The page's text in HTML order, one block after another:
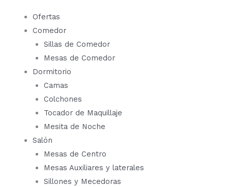
contenido
Ofertas
Comedor
Sillas de Comedor
Mesas de Comedor
Dormitorio
Camas
Colchones
Tocador de Maquillaje
Mesita de Noche
Salón
Mesas de Centro
Mesas Auxiliares y laterales
Sillones y Mecedoras